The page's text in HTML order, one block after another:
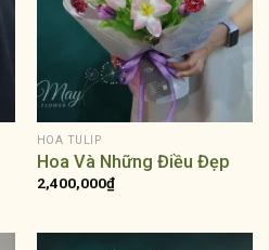
HOA TULIP
Hoa Và Những Điều Đẹp
2,400,000₫